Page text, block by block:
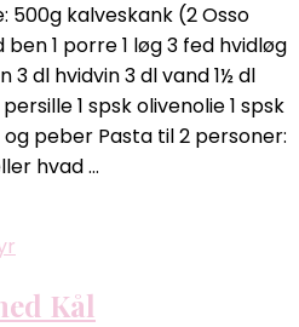
500g kalveskank (2 Osso
1 porre 1 løg 3 fed hvidløg
3 dl hvidvin 3 dl vand 1½ dl
1 spsk olivenolie 1 spsk
peber Pasta til 2 personer:
hvad …
Kål